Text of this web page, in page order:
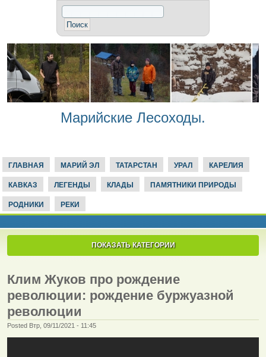
Марийские Лесоходы.
ГЛАВНАЯ МАРИЙ ЭЛ ТАТАРСТАН УРАЛ КАРЕЛИЯ
КАВКАЗ ЛЕГЕНДЫ КЛАДЫ ПАМЯТНИКИ ПРИРОДЫ
РОДНИКИ РЕКИ
ПОКАЗАТЬ КАТЕГОРИИ
Клим Жуков про рождение
революции: рождение буржуазной
революции
Posted Втр, 09/11/2021 - 11:45